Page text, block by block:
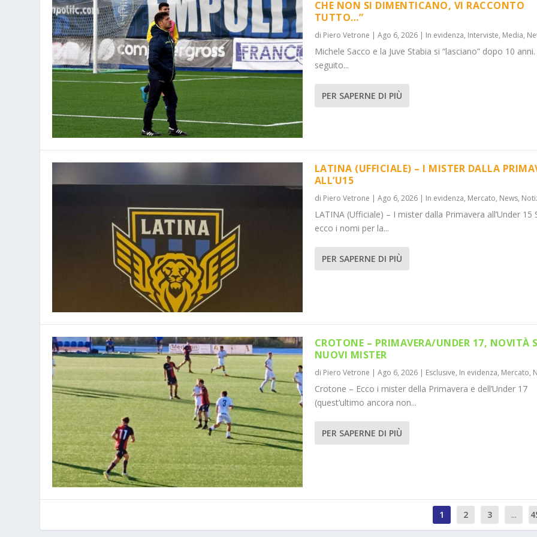
CHE NON SI DIMENTICANO, VI RACCONTO
TUTTO…”
di Piero Vetrone | Ago 6, 2026| In evidenza, Interviste, Media,
Michele Sacco e la Juve Stabia si “lasciano” dopo 10
seguito...
PER SAPERNE DI PIÙ
LATINA (UFFICIALE) – I MISTER DALLA
ALL’U15
di Piero Vetrone | Ago 6, 2026| In evidenza, Mercato, News,
LATINA (Ufficiale) – I mister dalla Primavera all’Under 15
ecco i nomi per la...
PER SAPERNE DI PIÙ
CROTONE – PRIMAVERA/UNDER 17, NOVITÀ
NUOVI MISTER
di Piero Vetrone | Ago 6, 2026| Esclusive, In evidenza, Mercato,
Crotone – Ecco i mister della Primavera e dell’Under 17
(quest’ultimo ancora non...
PER SAPERNE DI PIÙ
1 2 3 ...